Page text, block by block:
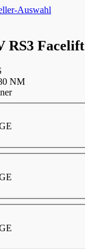
Auswahl
RS3 Facelift
NM